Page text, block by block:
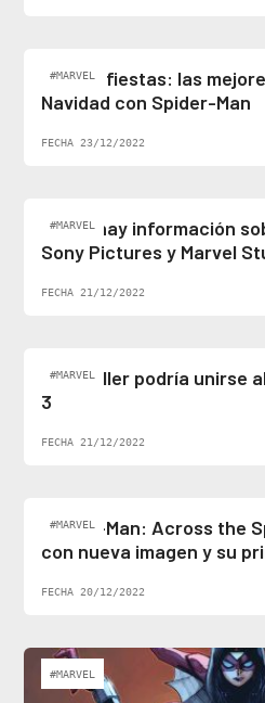
#MARVEL
Felices fiestas: las
Navidad con Spider-Man
FECHA 23/12/2022
#MARVEL
¡Al fin hay información
Sony Pictures y Marvel
FECHA 21/12/2022
#MARVEL
Ben Stiller podría unirse
3
FECHA 21/12/2022
#MARVEL
Spider-Man: Across the
con nueva imagen y su
FECHA 20/12/2022
#MARVEL